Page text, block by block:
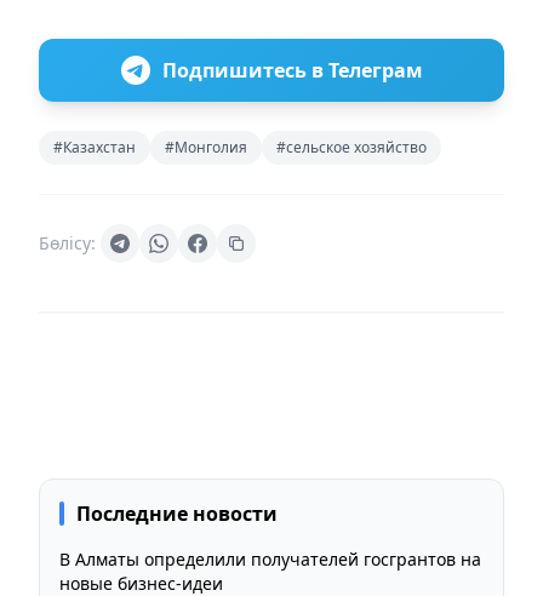
Подпишитесь в Телеграм
#Казахстан #Монголия #сельское хозяйство
Бөлісу:
Последние новости
В Алматы определили получателей госгрантов на
новые бизнес-идеи